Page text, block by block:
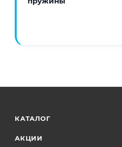
КАТАЛОГ
АКЦИИ